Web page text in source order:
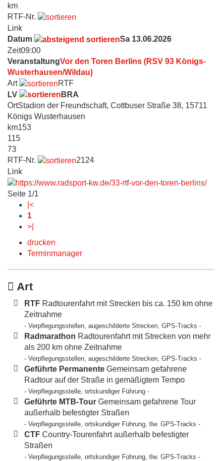
km
RTF-Nr.
Link
Datum
Sa 13.06.2026
Zeit09:00
VeranstaltungVor den Toren Berlins (RSV 93 Königs-
Wusterhausen/Wildau)
Art
RTF
LV
BRA
OrtStadion der Freundschaft, Cottbuser Straße 38, 15711
Königs Wusterhausen
km153
115
73
RTF-Nr.
2124
Link
Seite 1/1
|<
1
>|
drucken
Terminmanager
Art
RTF Radtourenfahrt mit Strecken bis ca. 150 km ohne
Zeitnahme
- Verpflegungsstellen, augeschilderte Strecken, GPS-Tracks -
Radmarathon Radtourenfahrt mit Strecken von mehr
als 200 km ohne Zeitnahme
- Verpflegungsstellen, augeschilderte Strecken, GPS-Tracks -
Geführte Permanente Gemeinsam gefahrene
Radtour auf der Straße in gemäßigtem Tempo
- Verpflegungsstelle, ortskundiger Führung -
Geführte MTB-Tour Gemeinsam gefahrene Tour
außerhalb befestigter Straßen
- Verpflegungsstelle, ortskundiger Führung, tlw. GPS-Tracks -
CTF Country-Tourenfahrt außerhalb befestigter
Straßen
- Verpflegungsstelle, ortskundiger Führung, tlw. GPS-Tracks -